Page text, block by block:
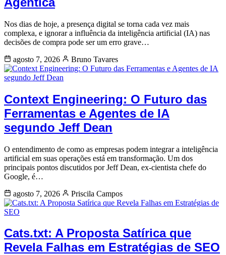
Nos dias de hoje, a presença digital se torna cada vez mais
complexa, e ignorar a influência da inteligência artificial (IA) nas
decisões de compra pode ser um erro grave…
agosto 7, 2026
Bruno Tavares
Context Engineering: O Futuro das
Ferramentas e Agentes de IA
segundo Jeff Dean
O entendimento de como as empresas podem integrar a inteligência
artificial em suas operações está em transformação. Um dos
principais pontos discutidos por Jeff Dean, ex-cientista chefe do
Google, é…
agosto 7, 2026
Priscila Campos
Cats.txt: A Proposta Satírica que
Revela Falhas em Estratégias de SEO